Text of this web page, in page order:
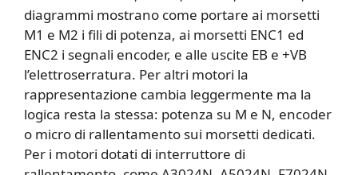
diagrammi mostrano come portare ai morsetti
M1 e M2 i fili di potenza, ai morsetti ENC1 ed
ENC2 i segnali encoder, e alle uscite EB e +VB
l’elettroserratura. Per altri motori la
rappresentazione cambia leggermente ma la
logica resta la stessa: potenza su M e N, encoder
o micro di rallentamento sui morsetti dedicati.
Per i motori dotati di interruttore di